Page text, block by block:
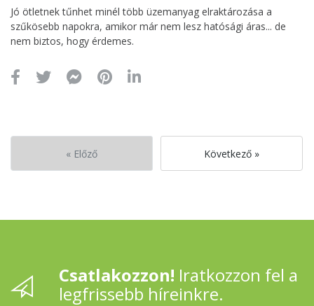
Jó ötletnek tűnhet minél több üzemanyag elraktározása a
szűkösebb napokra, amikor már nem lesz hatósági áras... de
nem biztos, hogy érdemes.
« Előző Következő »
Csatlakozzon! Iratkozzon fel a
legfrissebb híreinkre.